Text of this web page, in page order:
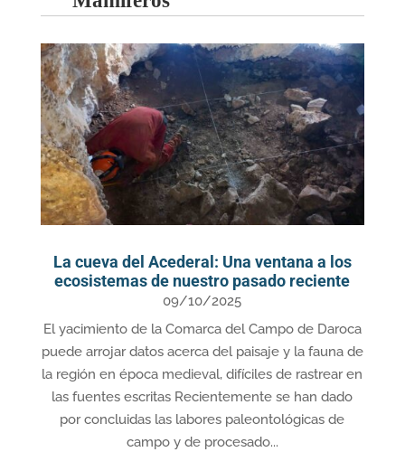
La cueva del Acederal: Una ventana a los
ecosistemas de nuestro pasado reciente
09/10/2025
El yacimiento de la Comarca del Campo de Daroca
puede arrojar datos acerca del paisaje y la fauna de
la región en época medieval, difíciles de rastrear en
las fuentes escritas Recientemente se han dado
por concluidas las labores paleontológicas de
campo y de procesado...